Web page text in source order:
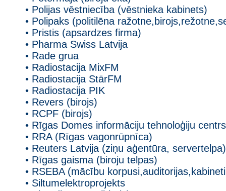
• Polijas vēstniecība (vēstnieka kabinets)
• Polipaks (politilēna
• Pristis (apsardzes firma)
• Pharma Swiss Latvija
• Rade grua
• Radiostacija MixFM
• Radiostacija StārFM
• Radiostacija PIK
• Revers (birojs)
• RCPF (birojs)
• Rīgas Domes informāciju tehnoloģiju
• RRA (Rīgas vagonrūpnīca)
• Reuters Latvija (ziņu aģentūra, servertelpa)
• Rīgas gaisma (biroju telpas)
• RSEBA (mācību
• Siltumelektroprojekts